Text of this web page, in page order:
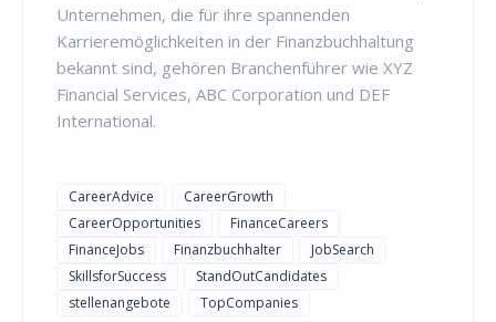
Unternehmen, die für ihre spannenden
Karrieremöglichkeiten in der Finanzbuchhaltung
bekannt sind, gehören Branchenführer wie XYZ
Financial Services, ABC Corporation und DEF
International.
CareerAdvice
CareerGrowth
CareerOpportunities
FinanceCareers
FinanceJobs
Finanzbuchhalter
JobSearch
SkillsforSuccess
StandOutCandidates
stellenangebote
TopCompanies